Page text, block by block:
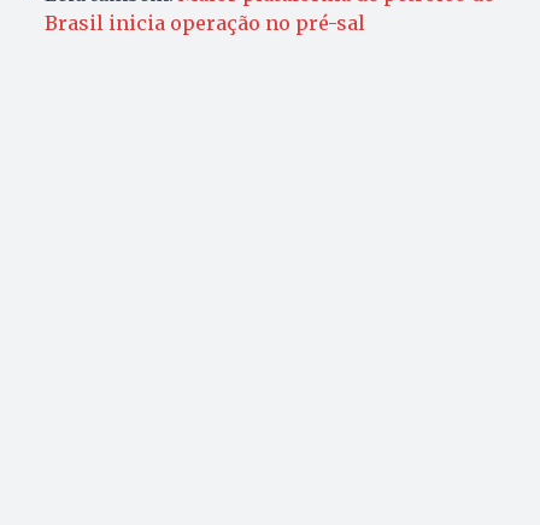
Brasil inicia operação no pré-sal